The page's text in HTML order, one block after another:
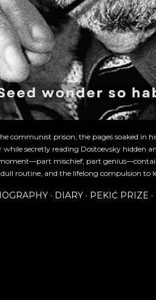
communist prison, the pages soaked in
secretly reading Dostoevsky hidden
mischief, part
routine, and the lifelong compulsion to
DIARY PEKIĆ PRIZE